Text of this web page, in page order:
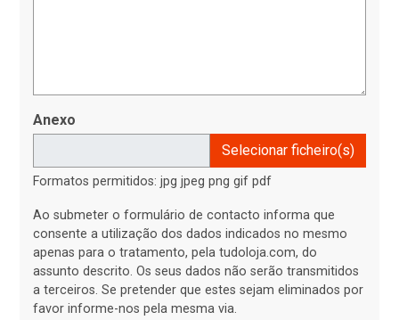
Anexo
Selecionar ficheiro(s)
Formatos permitidos: jpg jpeg png gif pdf
Ao submeter o formulário de contacto informa que
consente a utilização dos dados indicados no mesmo
apenas para o tratamento, pela tudoloja.com, do
assunto descrito. Os seus dados não serão transmitidos
a terceiros. Se pretender que estes sejam eliminados por
favor informe-nos pela mesma via.